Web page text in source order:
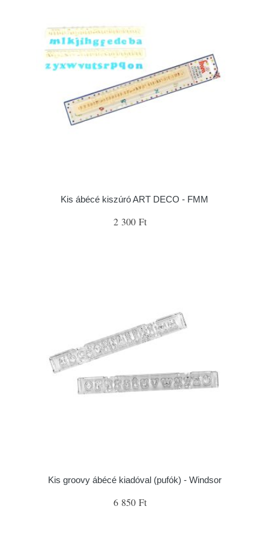
Kis ábécé kiszúró ART DECO - FMM
2 300 Ft
Kis groovy ábécé kiadóval (pufók) - Windsor
6 850 Ft